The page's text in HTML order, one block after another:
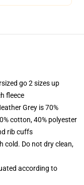
go 2 sizes up
fleece
Grey is 70%
cotton, 40% polyester
rib cuffs
cold. Do not dry clean,
according to